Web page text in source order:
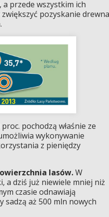
przede wszystkim ich
pozyskanie drewna
pochodzą właśnie ze
wykonywanie
z pieniędzy
lasów.W
a dziś już niewiele mniej niż
czasie odnawiają
sadzą aż 500 mln nowych